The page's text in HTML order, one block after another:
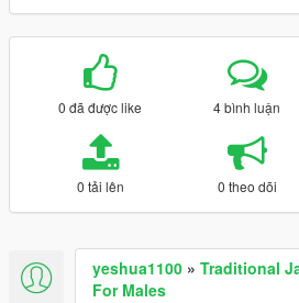
0 đã được like 4 bình luận
0 tải lên 0 theo dõi
yeshua1100 » Traditional
For Males